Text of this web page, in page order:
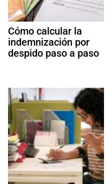
Cómo calcular la
indemnización por
despido paso a paso